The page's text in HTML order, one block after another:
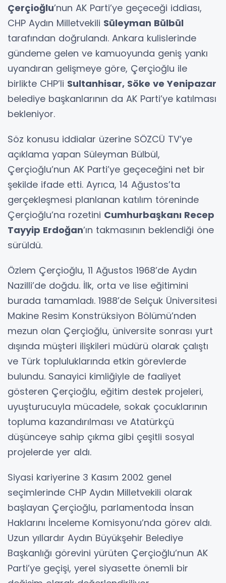
Çerçioğlu’nun AK Parti’ye geçeceği iddiası,
CHP Aydın Milletvekili Süleyman Bülbül
tarafından doğrulandı. Ankara kulislerinde
gündeme gelen ve kamuoyunda geniş yankı
uyandıran gelişmeye göre, Çerçioğlu ile
birlikte CHP’li Sultanhisar, Söke ve Yenipazar
belediye başkanlarının da AK Parti’ye katılması
bekleniyor.
Söz konusu iddialar üzerine SÖZCÜ TV’ye
açıklama yapan Süleyman Bülbül,
Çerçioğlu’nun AK Parti’ye geçeceğini net bir
şekilde ifade etti. Ayrıca, 14 Ağustos’ta
gerçekleşmesi planlanan katılım töreninde
Çerçioğlu’na rozetini Cumhurbaşkanı Recep
Tayyip Erdoğan’ın takmasının beklendiği öne
sürüldü.
Özlem Çerçioğlu, 11 Ağustos 1968’de Aydın
Nazilli’de doğdu. İlk, orta ve lise eğitimini
burada tamamladı. 1988’de Selçuk Üniversitesi
Makine Resim Konstrüksiyon Bölümü’nden
mezun olan Çerçioğlu, üniversite sonrası yurt
dışında müşteri ilişkileri müdürü olarak çalıştı
ve Türk topluluklarında etkin görevlerde
bulundu. Sanayici kimliğiyle de faaliyet
gösteren Çerçioğlu, eğitim destek projeleri,
uyuşturucuyla mücadele, sokak çocuklarının
topluma kazandırılması ve Atatürkçü
düşünceye sahip çıkma gibi çeşitli sosyal
projelerde yer aldı.
Siyasi kariyerine 3 Kasım 2002 genel
seçimlerinde CHP Aydın Milletvekili olarak
başlayan Çerçioğlu, parlamentoda İnsan
Haklarını İnceleme Komisyonu’nda görev aldı.
Uzun yıllardır Aydın Büyükşehir Belediye
Başkanlığı görevini yürüten Çerçioğlu’nun AK
Parti’ye geçişi, yerel siyasette önemli bir